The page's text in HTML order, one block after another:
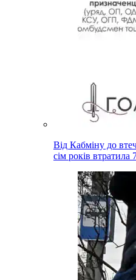
Від Кабміну до
сім років втратила